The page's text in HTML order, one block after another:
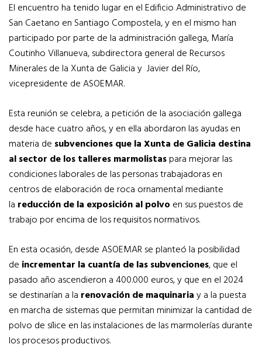
El encuentro ha tenido lugar en el Edificio Administrativo de
San Caetano en Santiago Compostela, y en el mismo han
participado por parte de la administración gallega, María
Coutinho Villanueva, subdirectora general de Recursos
Minerales de la Xunta de Galicia y Javier del Río,
vicepresidente de ASOEMAR.
Esta reunión se celebra, a petición de la asociación gallega
desde hace cuatro años, y en ella abordaron las ayudas en
materia de subvenciones que la Xunta de Galicia destina
al sector de los talleres marmolistaspara mejorar las
condiciones laborales de las personas trabajadoras en
centros de elaboración de roca ornamental mediante
la reducción de la exposición al polvo en sus puestos de
trabajo por encima de los requisitos normativos.
En esta ocasión, desde ASOEMAR se planteó la posibilidad
de incrementar la cuantía de las subvenciones, que el
pasado año ascendieron a 400.000 euros, y que en el 2024
se destinarían a la renovación de maquinariay a la puesta
en marcha de sistemas que permitan minimizar la cantidad de
polvo de sílice en las instalaciones de las marmolerías durante
los procesos productivos.